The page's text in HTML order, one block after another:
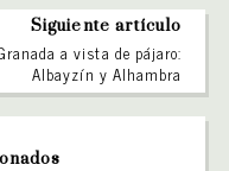
Siguiente artículo
a vista de pájaro:
Albayzín y Alhambra